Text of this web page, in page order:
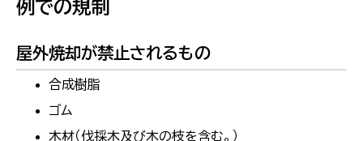
例での規制
屋外焼却が禁止されるもの
合成樹脂
ゴム
木材（伐採木及び木の枝を含む。）